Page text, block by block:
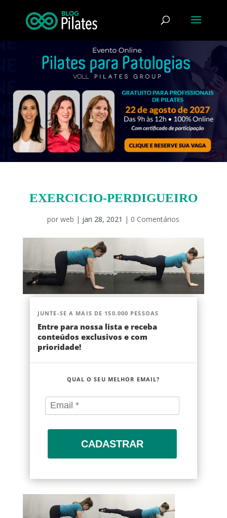
EXERCICIO-PERDIGUEIRO
porweb | jan 28, 2021 | 0 Comentários
JUNTE-SE A MAIS DE 150.000 PESSOAS
Entre para nossa lista e receba
conteúdos exclusivos e com
prioridade!
QUAL O SEU MELHOR EMAIL?
CADASTRAR